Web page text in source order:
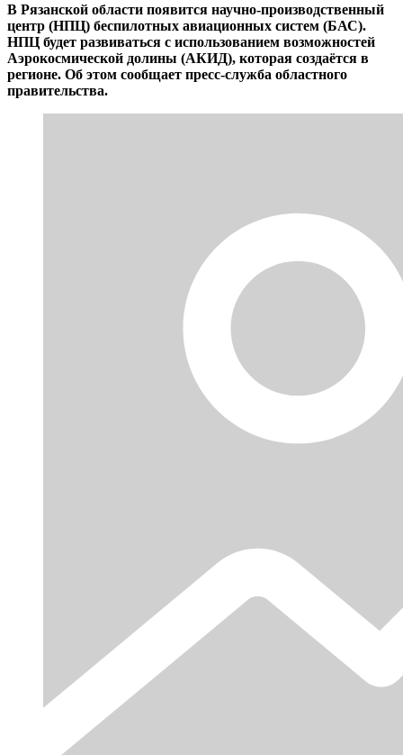
В Рязанской области появится научно-производственный
центр (НПЦ) беспилотных авиационных систем (БАС).
НПЦ будет развиваться с использованием возможностей
Аэрокосмической долины (АКИД), которая создаётся в
регионе. Об этом сообщает пресс-служба областного
правительства.